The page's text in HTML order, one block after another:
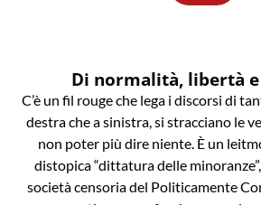
Di normalità, libertà
C’è un fil rouge che lega i discorsi di
destra che a sinistra, si stracciano le
non poter più dire niente. È un
distopica “dittatura delle
società censoria del Politicamente